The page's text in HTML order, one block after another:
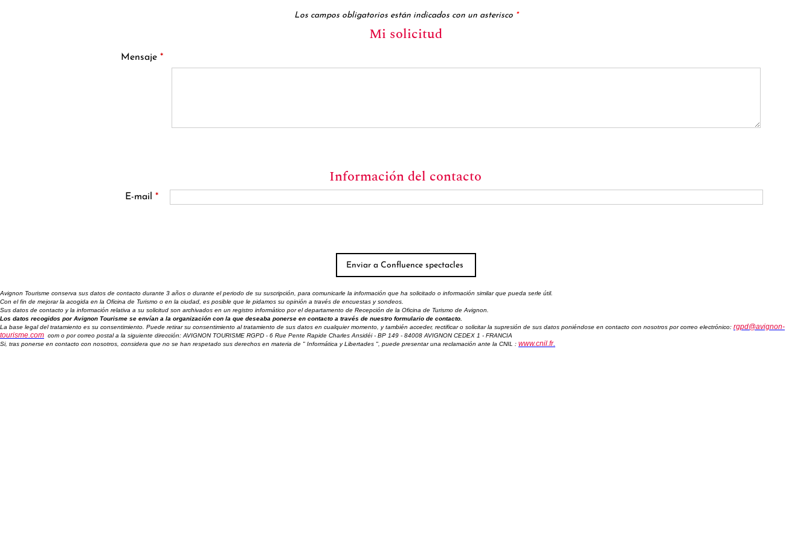
Los campos obligatorios están indicados con un asterisco *
Mi solicitud
Mensaje*
Información del contacto
E-mail*
Avignon Tourisme conserva sus datos de contacto durante 3 años o durante el periodo de su suscripción, para comunicarle la información que ha solicitado o información similar que pueda serle útil.
Con el fin de mejorar la acogida en la Oficina de Turismo o en la ciudad, es posible que le pidamos su opinión a través de encuestas y sondeos.
Sus datos de contacto y la información relativa a su solicitud son archivados en un registro informático por el departamento de Recepción de la Oficina de Turismo de Avignon.
Los datos recogidos por Avignon Tourisme se envían a la organización con la que deseaba ponerse en contacto a través de nuestro formulario de contacto.
La base legal del tratamiento es su consentimiento. Puede retirar su consentimiento al tratamiento de sus datos en cualquier momento, y también acceder, rectificar o solicitar la supresión de sus datos poniéndose en contacto con nosotros por correo electrónico: rgpd@avignon-
tourisme.com com o por correo postal a la siguiente dirección: AVIGNON TOURISME RGPD - 6 Rue Pente Rapide Charles Ansidéi - BP 149 - 84008 AVIGNON CEDEX 1 - FRANCIA
Si, tras ponerse en contacto con nosotros, considera que no se han respetado sus derechos en materia de " Informática y Libertades ", puede presentar una reclamación ante la CNIL : www.cnil.fr.